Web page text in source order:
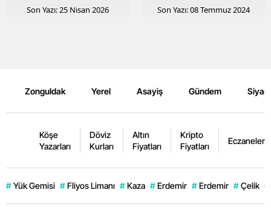
Son Yazı: 25 Nisan 2026 Son Yazı: 08 Temmuz 2024
Zonguldak Yerel Asayiş Gündem
Köşe
Yazarları
Döviz
Kurları
Altın
Fiyatları
Kripto
Fiyatları
Eczaneler
# Yük Gemisi # Fliyos Limanı # Kaza # Erdemir # Erdemir # Çelik #